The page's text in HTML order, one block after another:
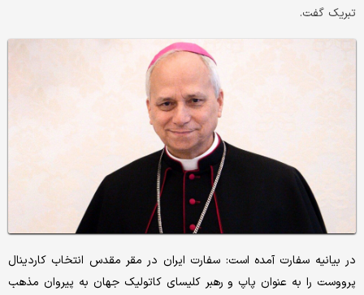
تبریک گفت.
در بیانیه سفارت آمده است: سفارت ایران در مقر مقدس انتخاب کاردینال
پرووست را به عنوان پاپ و رهبر کلیسای کاتولیک جهان به پیروان مذهب